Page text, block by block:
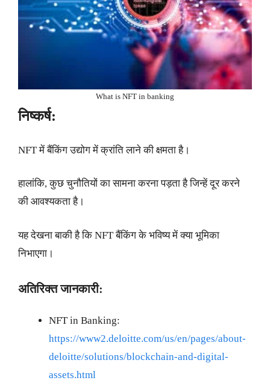
What is NFT in banking
निष्कर्ष:
NFT में बैंकिंग उद्योग में क्रांति लाने की क्षमता है।
हालांकि, कुछ चुनौतियों का सामना करना पड़ता है जिन्हें दूर करने
की आवश्यकता है।
यह देखना बाकी है कि NFT बैंकिंग के भविष्य में क्या भूमिका
निभाएगा।
अतिरिक्त जानकारी:
NFT in Banking:
https://www2.deloitte.com/us/en/pages/about-
deloitte/solutions/blockchain-and-digital-
assets.html